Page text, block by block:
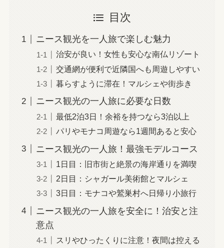
目次
ニース観光を一人旅で楽しむ魅力
治安が良い！女性も安心な南仏リゾート
交通網が便利で近隣国へも周遊しやすい
暮らすように滞在！マルシェや街歩き
ニース観光の一人旅に必要な日数
最低2泊3日！余裕を持つなら3泊以上
パリやモナコ周遊なら1週間あると安心
ニース観光の一人旅！最強モデルコース
1日目：旧市街と絶景の海岸通りを満喫
2日目：シャガール美術館とマルシェ
3日目：モナコや鷲巣村へ日帰り小旅行
ニース観光の一人旅を安全に！治安と注
意点
スリやひったくりに注意！夜間は控える